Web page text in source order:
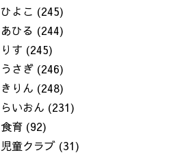
ひよこ (245)
あひる (244)
りす (245)
うさぎ (246)
きりん (248)
らいおん (231)
食育 (92)
児童クラブ (31)